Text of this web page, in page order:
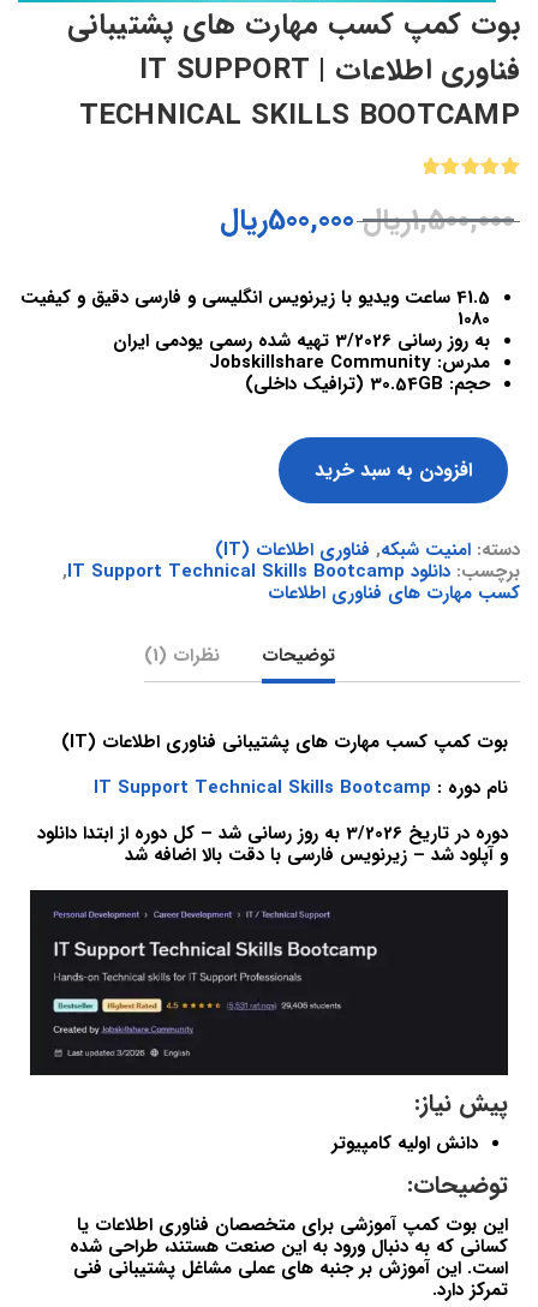
بوت کمپ کسب مهارت های پشتیبانی
فناوری اطلاعات | IT SUPPORT
TECHNICAL SKILLS BOOTCAMP
از 5
در
1,500,000ریال 500,000ریال
41.5 ساعت ویدیو با زیرنویس انگلیسی و فارسی دقیق و کیفیت
1080
به روز رسانی 3/2026 تهیه شده رسمی یودمی ایران
مدرس: Jobskillshare Community
حجم: 30.54GB (ترافیک داخلی)
افزودن به سبد خرید
دسته: امنیت شبکه, فناوری اطلاعات (IT)
برچسب: دانلود IT Support Technical Skills Bootcamp ,
کسب مهارت های فناوری اطلاعات
توضیحات نظرات (1)
بوت کمپ کسب مهارت های پشتیبانی فناوری اطلاعات (IT)
نام دوره : IT Support Technical Skills Bootcamp
دوره در تاریخ 3/2026 به روز رسانی شد – کل دوره از ابتدا دانلود
و آپلود شد – زیرنویس فارسی با دقت بالا اضافه شد
پیش نیاز:
دانش اولیه کامپیوتر
توضیحات:
این بوت کمپ آموزشی برای متخصصان فناوری اطلاعات یا
کسانی که به دنبال ورود به این صنعت هستند، طراحی شده
است. این آموزش بر جنبه های عملی مشاغل پشتیبانی فنی
تمرکز دارد.